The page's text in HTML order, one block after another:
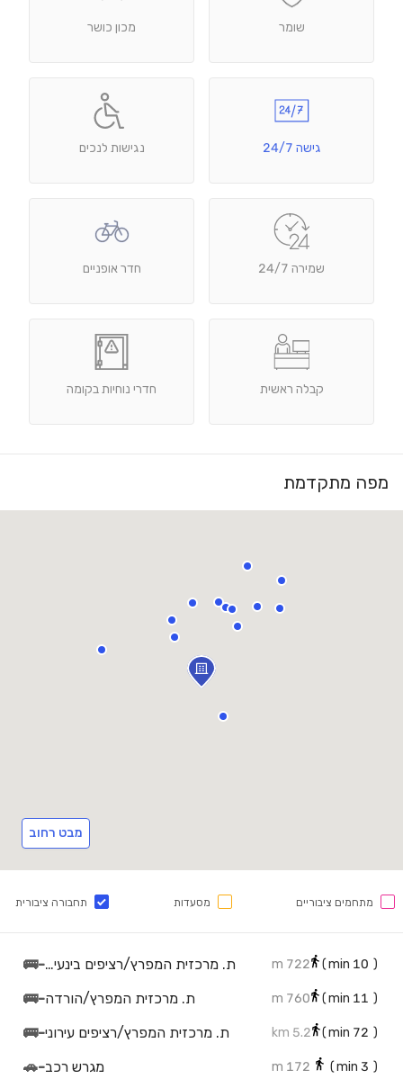
שומר מכון כושר
גישה 24/7 נגישות לנכים
שמירה 24/7 חדר אופניים
קבלה ראשית חדרי נוחיות בקומה
מפה מתקדמת
מבט רחוב
מתחמים ציבוריים מסעדות תחבורה ציבורית
(
10
722 m ת. מרכזית המפרץ/רציפים בינעירוני-
🚌
(
11
760 m ת. מרכזית המפרץ/הורדה-
🚌
(
72
5.2 km ת. מרכזית המפרץ/רציפים עירוני-
🚌
(
3
172 m מגרש רכב-
🚗